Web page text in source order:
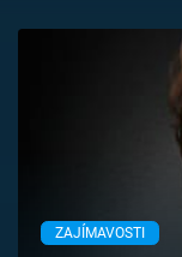
Časopis
ZAJÍMAVOSTI